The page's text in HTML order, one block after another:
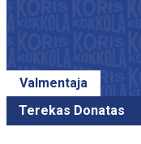
Valmentaja
Terekas Donatas